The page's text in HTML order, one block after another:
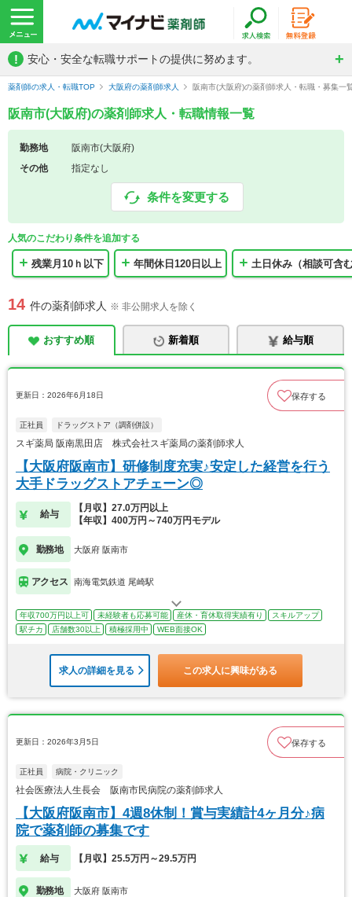
! 安心・安全な転職サポートの提供に努めます。
薬剤師の求人・転職TOP 大阪府の薬剤師求人 阪南市(大阪府)の薬剤師求人・転職・募集一
阪南市(大阪府)の薬剤師求人・転職情報一覧
勤務地
阪南市(大阪府)
その他
指定なし
条件を変更する
人気のこだわり条件を追加する
残業月10ｈ以下 年間休日120日以上 土日休み（相談可含
14 件の薬剤師求人 ※ 非公開求人を除く
おすすめ順 新着順 給与順
更新日：2026年6月18日 保存する
正社員 ドラッグストア（調剤併設）
スギ薬局 阪南黒田店 株式会社スギ薬局の薬剤師求人
【大阪府阪南市】研修制度充実♪安定した経営を行う
大手ドラッグストアチェーン◎
給与
【月収】27.0万円以上
【年収】400万円～740万円モデル
勤務地 大阪府 阪南市
アクセス 南海電気鉄道 尾崎駅
年収700万円以上可 未経験者も応募可能 産休・育休取得実績有り
スキルアップ
駅チカ
店舗数30以上 積極採用中 WEB面接OK
求人の詳細を見る この求人に興味がある
更新日：2026年3月5日 保存する
正社員 病院・クリニック
社会医療法人生長会 阪南市民病院の薬剤師求人
【大阪府阪南市】4週8休制！賞与実績計4ヶ月分♪病
院で薬剤師の募集です
給与 【月収】25.5万円～29.5万円
勤務地 大阪府 阪南市